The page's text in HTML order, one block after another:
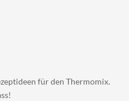
für den Thermomix.